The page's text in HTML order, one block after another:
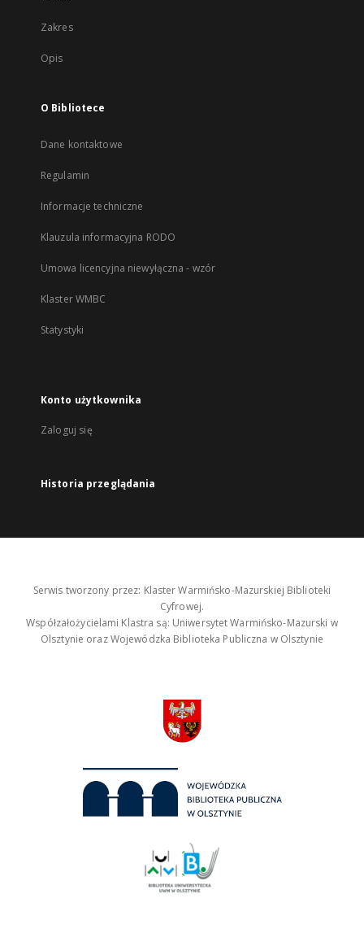
Zakres
Opis
O Bibliotece
Dane kontaktowe
Regulamin
Informacje techniczne
Klauzula informacyjna RODO
Umowa licencyjna niewyłączna - wzór
Klaster WMBC
Statystyki
Konto użytkownika
Zaloguj się
Historia przeglądania
Serwis tworzony przez: Klaster Warmińsko-Mazurskiej Biblioteki
Cyfrowej.
Współzałożycielami Klastra są: Uniwersytet Warmińsko-Mazurski w
Olsztynie oraz Wojewódzka Biblioteka Publiczna w Olsztynie